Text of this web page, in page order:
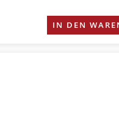
IN DEN